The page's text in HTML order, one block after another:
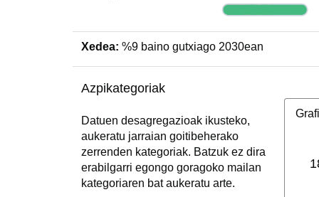
Xedea: %9 baino gutxiago 2030ean
Azpikategoriak
Datuen desagregazioak ikusteko,
aukeratu jarraian goitibeherako
zerrenden kategoriak. Batzuk ez dira
erabilgarri egongo goragoko mailan
kategoriaren bat aukeratu arte.